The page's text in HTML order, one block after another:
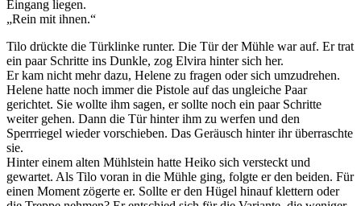
Eingang liegen.
„Rein mit ihnen.“
Tilo drückte die Türklinke runter. Die Tür der Mühle war auf. Er trat
ein paar Schritte ins Dunkle, zog Elvira hinter sich her.
Er kam nicht mehr dazu, Helene zu fragen oder sich umzudrehen.
Helene hatte noch immer die Pistole auf das ungleiche Paar
gerichtet. Sie wollte ihm sagen, er sollte noch ein paar Schritte
weiter gehen. Dann die Tür hinter ihm zu werfen und den
Sperrriegel wieder vorschieben. Das Geräusch hinter ihr überraschte
sie.
Hinter einem alten Mühlstein hatte Heiko sich versteckt und
gewartet. Als Tilo voran in die Mühle ging, folgte er den beiden. Für
einen Moment zögerte er. Sollte er den Hügel hinauf klettern oder